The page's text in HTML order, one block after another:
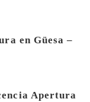
en Güesa –
Apertura